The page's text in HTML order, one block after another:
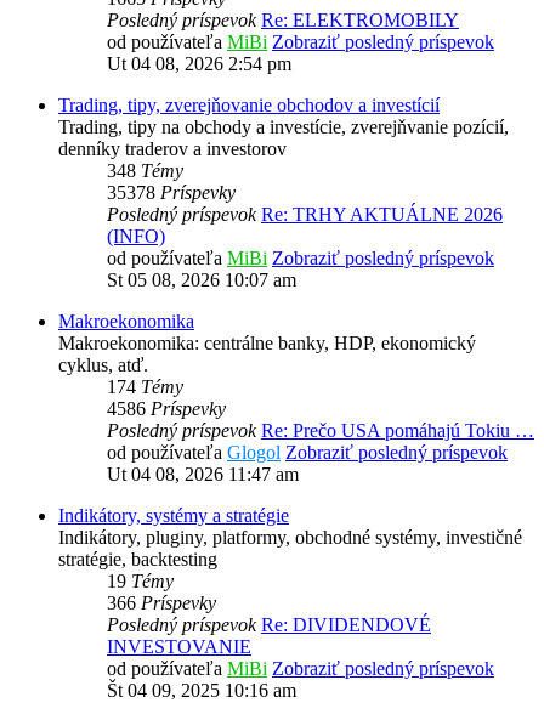
Posledný príspevok Re: ELEKTROMOBILY
od používateľa MiBi Zobraziť posledný príspevok
Ut 04 08, 2026 2:54 pm
Trading, tipy, zverejňovanie obchodov a investícií
Trading, tipy na obchody a investície, zverejňvanie pozícií,
denníky traderov a investorov
348 Témy
35378 Príspevky
Posledný príspevok Re: TRHY AKTUÁLNE 2026
(INFO)
od používateľa MiBi Zobraziť posledný príspevok
St 05 08, 2026 10:07 am
Makroekonomika
Makroekonomika: centrálne banky, HDP, ekonomický
cyklus, atď.
174 Témy
4586 Príspevky
Posledný príspevok Re: Prečo USA pomáhajú Tokiu …
od používateľa Glogol Zobraziť posledný príspevok
Ut 04 08, 2026 11:47 am
Indikátory, systémy a stratégie
Indikátory, pluginy, platformy, obchodné systémy, investičné
stratégie, backtesting
19 Témy
366 Príspevky
Posledný príspevok Re: DIVIDENDOVÉ
INVESTOVANIE
od používateľa MiBi Zobraziť posledný príspevok
Št 04 09, 2025 10:16 am